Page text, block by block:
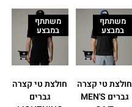
משתתף
במבצע
חולצת טי קצרה
גברים MEN'S
משתתף
במבצע
חולצת טי קצרה
גברים